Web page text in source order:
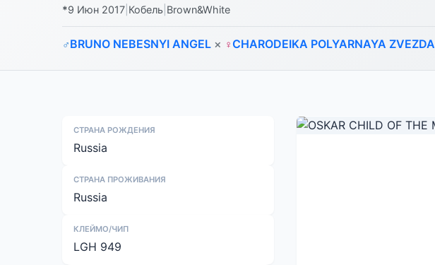
*9 Июн 2017 Кобель Brown&White
♂BRUNO NEBESNYI ANGEL × ♀CHARODEIKA POLYARNAYA ZVEZDA
СТРАНА РОЖДЕНИЯ
Russia
СТРАНА ПРОЖИВАНИЯ
Russia
КЛЕЙМО/ЧИП
LGH 949